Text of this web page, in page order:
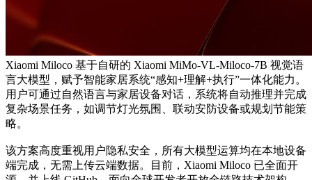
Xiaomi Miloco 基于自研的 Xiaomi MiMo-VL-Miloco-7B 视觉语
言大模型，赋予智能家居系统“感知+理解+执行”一体化能力。
用户可通过自然语言与家居设备对话，系统将自动推理并完成
复杂场景任务，如调节灯光氛围、联动安防设备或规划节能策
略。
该方案高度重视用户隐私安全，所有大模型运算均在本地设备
端完成，无需上传云端数据。目前，Xiaomi Miloco 已全面开